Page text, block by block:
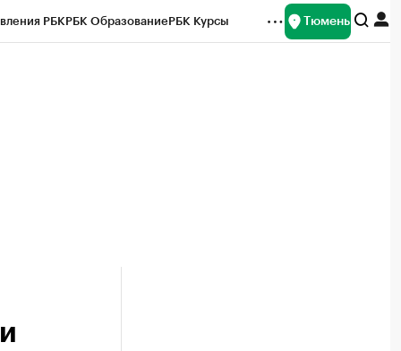
РБКРБК ОбразованиеРБК Курсы Тюмень